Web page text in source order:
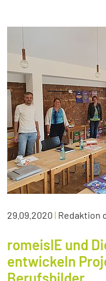
29.09.2020 | Redaktion
romeisIE und
entwickeln